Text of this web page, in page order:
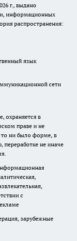
г., выдано
информационных
распространения:
язык
сети
охраняется в
праве и не
ни было форме, в
переработке не иначе
с
зарубежные